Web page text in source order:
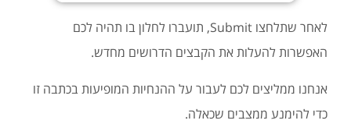
לאחר שתלחצו Submit, תועברו לחלון בו תהיה לכם
האפשרות להעלות את הקבצים הדרושים מחדש.
אנחנו ממליצים לכם לעבור על ההנחיות המופיעות בכתבה זו
כדי להימנע ממצבים שכאלה.